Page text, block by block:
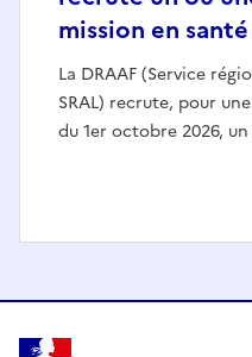
mission en
La DRAAF (Service
SRAL) recrute, pour
du 1er octobre 2026,